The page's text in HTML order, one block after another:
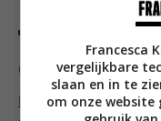
7. Krokante
Kabeljauw met een
Francesca
vergelijkbare
slaan en in te
om onze